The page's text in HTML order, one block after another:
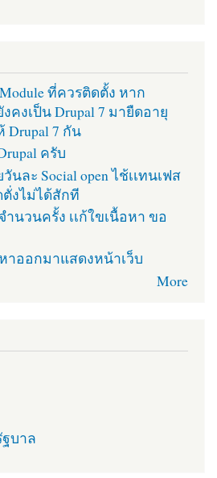
ที่ควรติดตั้ง หาก
คงเป็น Drupal 7 มายืดอายุ
7 กัน
ครับ
ละ Social open ไช้เเทนเฟส
งไม่ได้สักที
นวนครั้ง เเก้ใขเนื้อหา ขอ
าออกมาแสดงหน้าเว็บ
More
บาล